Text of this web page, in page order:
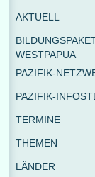
AKTUELL
WESTPAPUA
PAZIFIK-
PAZIFIK-
TERMINE
THEMEN
LÄNDER